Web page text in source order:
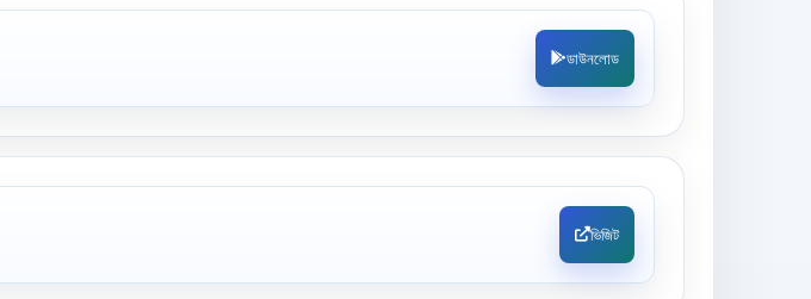
ডাউনলোড
ভিজিট